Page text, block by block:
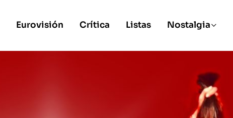
Eurovisión Crítica Listas Nostalgia